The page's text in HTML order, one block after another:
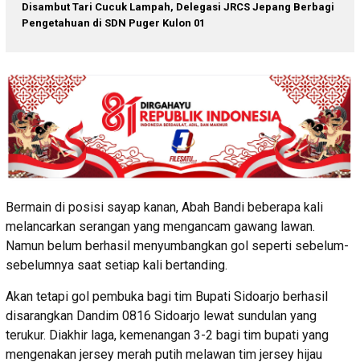
Disambut Tari Cucuk Lampah, Delegasi JRCS Jepang Berbagi
Pengetahuan di SDN Puger Kulon 01
Bermain di posisi sayap kanan, Abah Bandi beberapa kali
melancarkan serangan yang mengancam gawang lawan.
Namun belum berhasil menyumbangkan gol seperti sebelum-
sebelumnya saat setiap kali bertanding.
Akan tetapi gol pembuka bagi tim Bupati Sidoarjo berhasil
disarangkan Dandim 0816 Sidoarjo lewat sundulan yang
terukur. Diakhir laga, kemenangan 3-2 bagi tim bupati yang
mengenakan jersey merah putih melawan tim jersey hijau